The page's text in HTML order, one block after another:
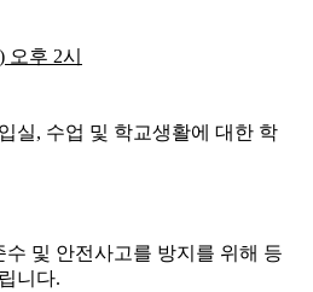
) 오후 2시
실, 수업 및 학교생활에 대한 학
및 안전사고를 방지를 위해 등
니다.